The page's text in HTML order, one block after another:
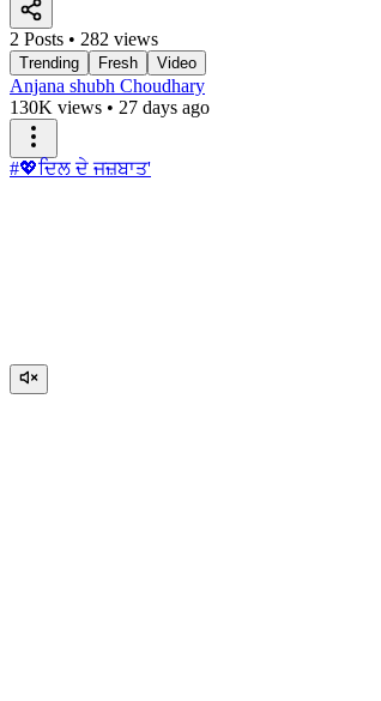
2 Posts • 282 views
Trending Fresh Video
Anjana shubh Choudhary
130K views • 27 days ago
#💖ਦਿਲ ਦੇ ਜਜ਼ਬਾਤ'